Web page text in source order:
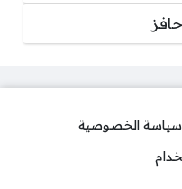
سياسة الخصوصية